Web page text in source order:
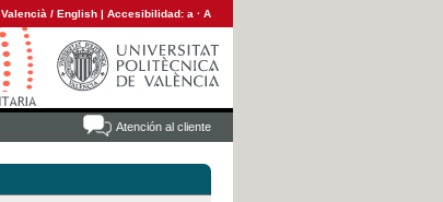
Valencià / English | Accesibilidad: a · A
Atención al cliente